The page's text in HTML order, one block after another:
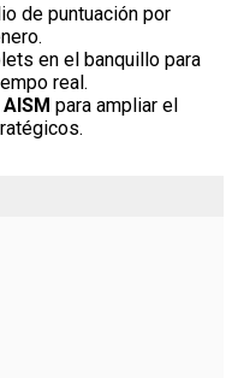
de puntuación por
en el banquillo para
real.
AISM para ampliar el